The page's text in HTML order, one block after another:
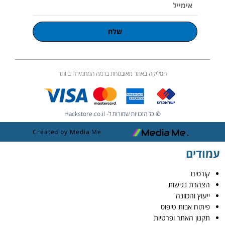
שלח
הסליקה באתר מאובטחת ברמה המחמירה ביותר
© כל הזכויות שמורות ל- Hackstore.co.il
Created by Media Me
עמודים
קורסים
הצהרת נגישות
ייעוץ והכוונה
פיתוח אבות טיפוס
תקנון האתר ופרטיות